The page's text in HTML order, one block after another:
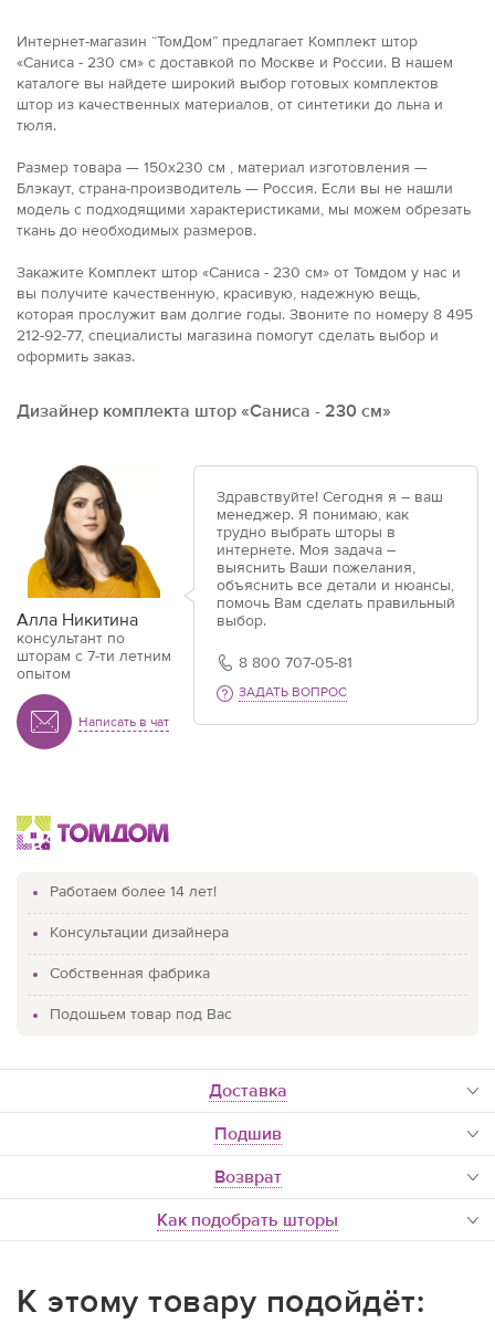
Интернет-магазин “ТомДом” предлагает Комплект штор
«Саниса - 230 см» с доставкой по Москве и России. В нашем
каталоге вы найдете широкий выбор готовых комплектов
штор из качественных материалов, от синтетики до льна и
тюля.
Размер товара — 150x230 см , материал изготовления —
Блэкаут, страна-производитель — Россия. Если вы не нашли
модель с подходящими характеристиками, мы можем обрезать
ткань до необходимых размеров.
Закажите Комплект штор «Саниса - 230 см» от Томдом у нас и
вы получите качественную, красивую, надежную вещь,
которая прослужит вам долгие годы. Звоните по номеру 8 495
212-92-77, специалисты магазина помогут сделать выбор и
оформить заказ.
Дизайнер комплекта штор «Саниса - 230 см»
Алла Никитина
консультант по
шторам с 7-ти летним
опытом
Написать в чат
Здравствуйте! Сегодня я – ваш
менеджер. Я понимаю, как
трудно выбрать шторы в
интернете. Моя задача –
выяснить Ваши пожелания,
объяснить все детали и нюансы,
помочь Вам сделать правильный
выбор.
8 800 707-05-81
ЗАДАТЬ ВОПРОС
Работаем более 14 лет!
Консультации дизайнера
Собственная фабрика
Подошьем товар под Вас
доставка
Подшив
Возврат
Как подобрать шторы
К этому товару подойдёт: